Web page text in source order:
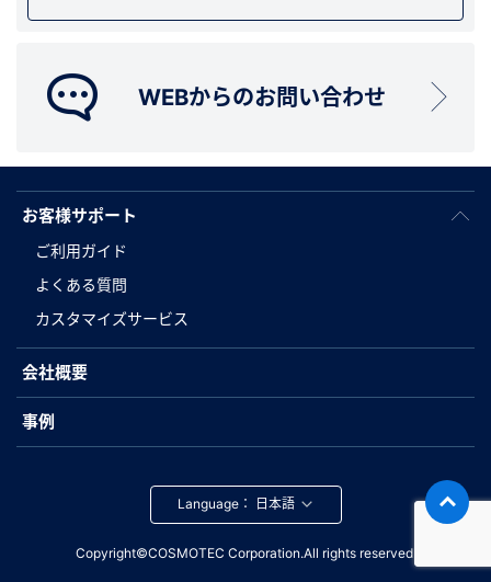
WEBからのお問い合わせ
お客様サポート
ご利用ガイド
よくある質問
カスタマイズサービス
会社概要
事例
Language：
Copyright©COSMOTEC Corporation.All rights reserved.